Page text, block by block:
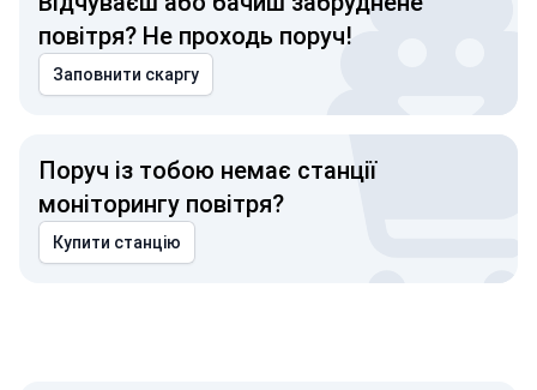
повітря? Не проходь поруч!
Заповнити скаргу
Поруч із тобою немає станції
моніторингу повітря?
Купити станцію